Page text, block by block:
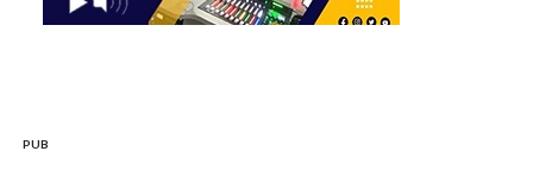
PUB